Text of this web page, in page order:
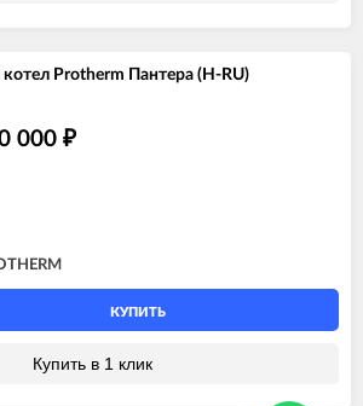
Protherm Пантера (H-RU)
000 ₽
КУПИТЬ
Купить в 1 клик